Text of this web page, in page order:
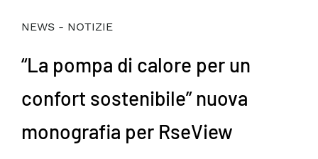
NEWS - NOTIZIE
“La pompa di calore per un
confort sostenibile” nuova
monografia per RseView